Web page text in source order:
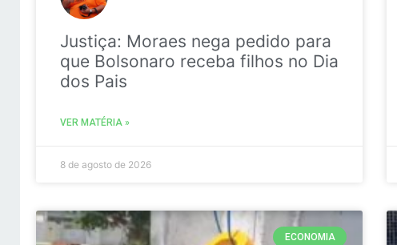
Justiça: Moraes nega pedido para
que Bolsonaro receba filhos no Dia
dos Pais
VER MATÉRIA »
8 de agosto de 2026
ECONOMIA